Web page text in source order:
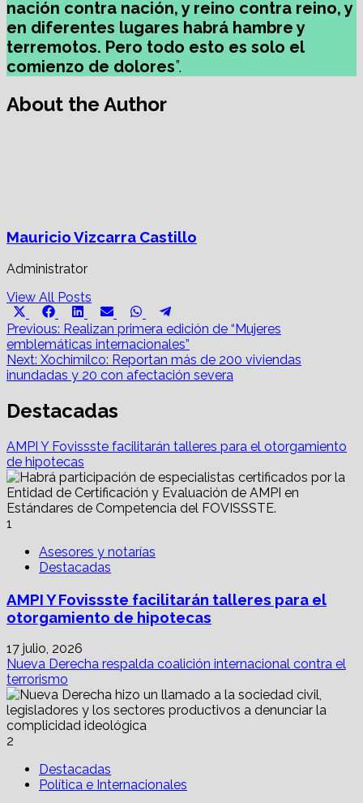
nación contra nación, y reino contra reino, y
en diferentes lugares habrá hambre y
terremotos. Pero todo esto es solo el
comienzo de dolores”.
About the Author
Mauricio Vizcarra Castillo
Administrator
View All Posts
Share
on
(Twitter)
Share
on
Facebook
Share
on
LinkedIn
Share
on
Email
Share
on
WhatsApp
on
Post
navigation
Previous: Realizan primera edición de “Mujeres
emblemáticas internacionales”
Next: Xochimilco: Reportan más de 200 viviendas
inundadas y 20 con afectación severa
Destacadas
AMPI Y Fovissste facilitarán talleres para el otorgamiento
de hipotecas
1
Asesores y notarías
Destacadas
AMPI Y Fovissste facilitarán talleres para el
otorgamiento de hipotecas
17 julio, 2026
Nueva Derecha respalda coalición internacional contra el
terrorismo
2
Destacadas
Política e Internacionales